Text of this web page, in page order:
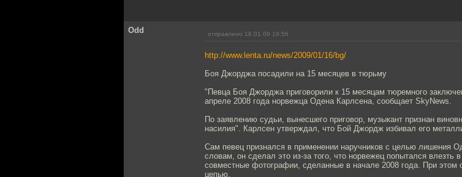
Odd отправлено 16.01.09 18:56
http://www.lenta.ru/news/2009/01/16/bg/
Боя Джорджа посадили на 15 месяцев в тюрьму
"Певца Боя Джорджа приговорили к 15 месяцам тюремного
апреле 2008 года норвежца Одена Карлсена, сообщает SkyNews.
По заявлению судьи, вынесшего приговор, музыкант признан
насилия". Карлсен утверждал, что Бой Джордж избивал его
Сам певец признался в применении наручников с целью лишения
словам, он сделал это из-за того, что норвежец попытался влезть
совместные фотографии, сделанные в начале 2008 года. При этом
цепью.